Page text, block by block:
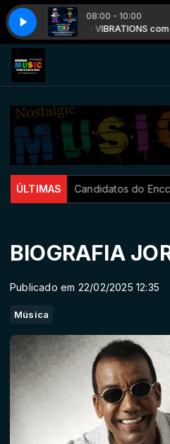
08:00 - 10:00
GOOD VIBRATIONS
ÚLTIMAS
Candidatos do Encceja 2026
BIOGRAFIA
Publicado em 22/02/2025 12:35
Música